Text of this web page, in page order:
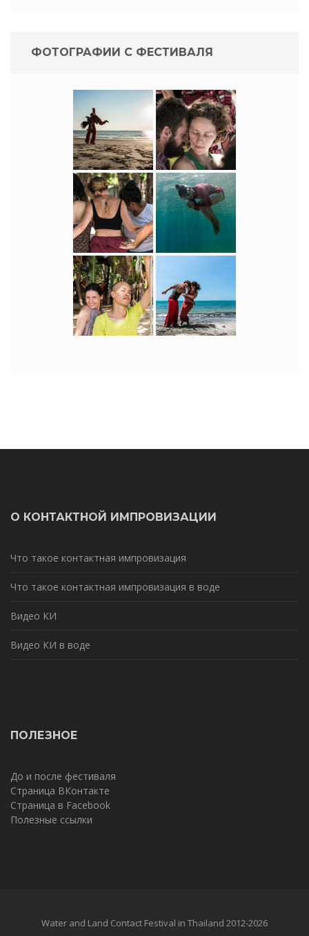
ФОТОГРАФИИ С ФЕСТИВАЛЯ
О КОНТАКТНОЙ ИМПРОВИЗАЦИИ
Что такое контактная импровизация
Что такое контактная импровизация в воде
Видео КИ
Видео КИ в воде
ПОЛЕЗНОЕ
До и после фестиваля
Страница ВКонтакте
Страница в Facebook
Полезные ссылки
Water and Land Contact Festival in Thailand 2012-2026